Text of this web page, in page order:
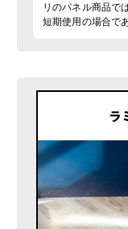
リのパネル商品で
短期使用の場合で